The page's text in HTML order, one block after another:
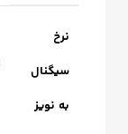
نرخ
سیگنال
به نویز